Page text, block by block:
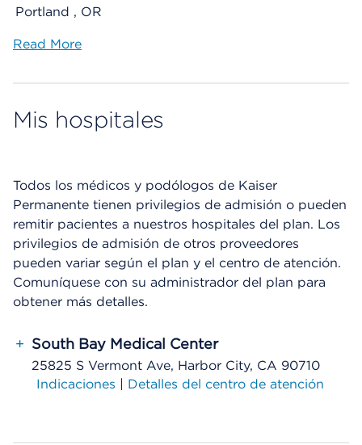
Portland , OR
Read More
Mis hospitales
Todos los médicos y podólogos de Kaiser
Permanente tienen privilegios de admisión o pueden
remitir pacientes a nuestros hospitales del plan. Los
privilegios de admisión de otros proveedores
pueden variar según el plan y el centro de atención.
Comuníquese con su administrador del plan para
obtener más detalles.
+ South Bay Medical Center
25825 S Vermont Ave, Harbor City, CA 90710
Indicaciones | Detalles del centro de atención